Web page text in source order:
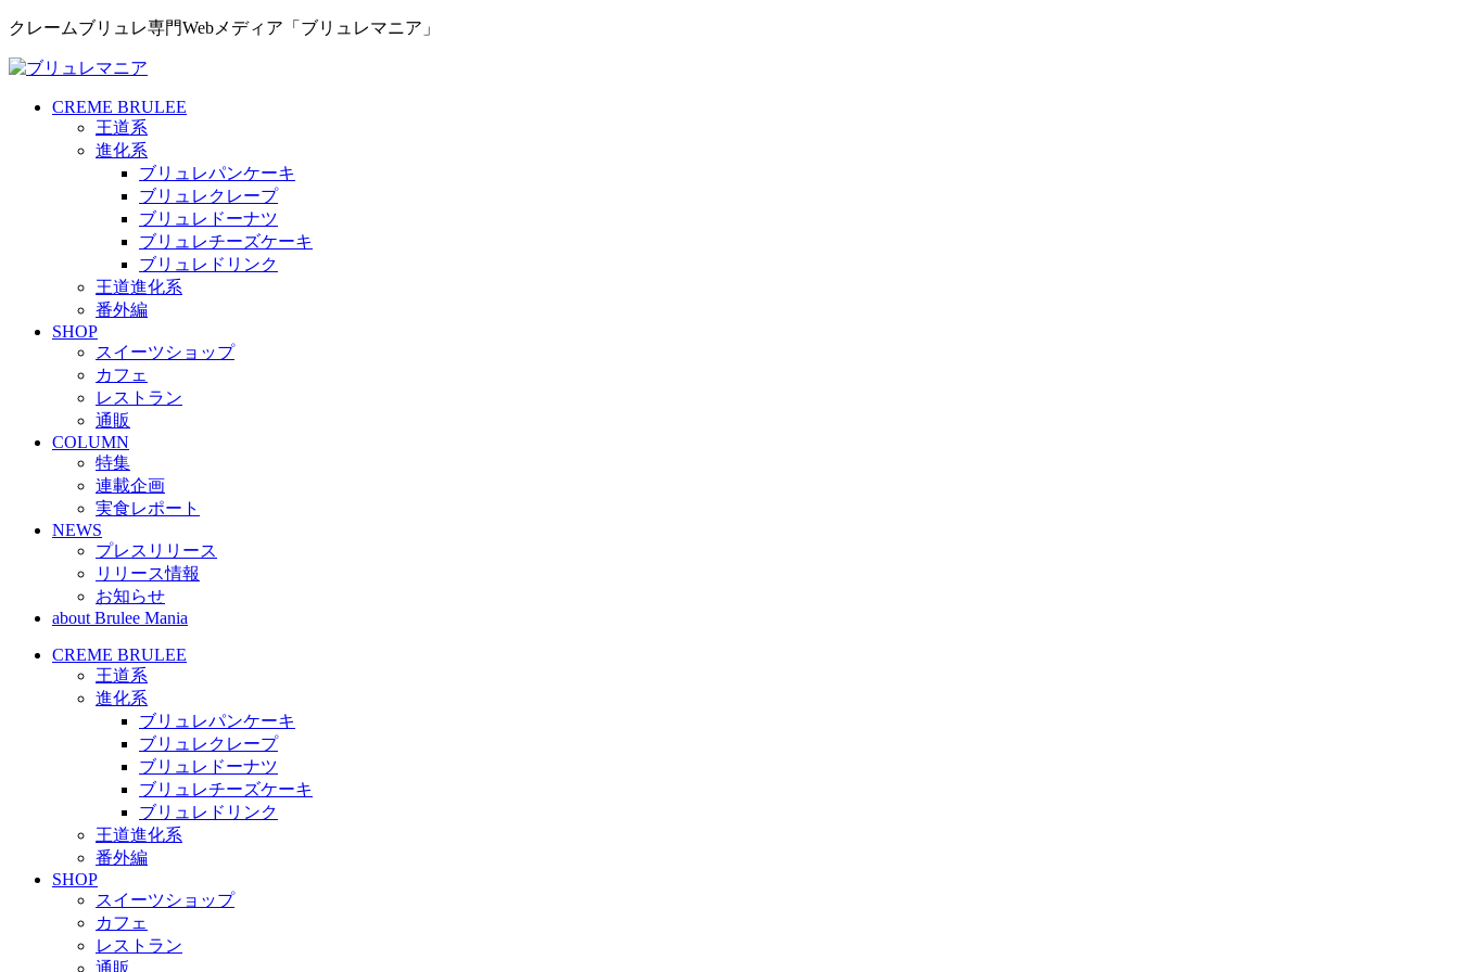
クレームブリュレ専門Webメディア「ブリュレマニア」
CREME BRULEE
王道系
進化系
ブリュレパンケーキ
ブリュレクレープ
ブリュレドーナツ
ブリュレチーズケーキ
ブリュレドリンク
王道進化系
番外編
SHOP
スイーツショップ
カフェ
レストラン
通販
COLUMN
特集
連載企画
実食レポート
NEWS
プレスリリース
リリース情報
お知らせ
about Brulee Mania
CREME BRULEE
王道系
進化系
ブリュレパンケーキ
ブリュレクレープ
ブリュレドーナツ
ブリュレチーズケーキ
ブリュレドリンク
王道進化系
番外編
SHOP
スイーツショップ
カフェ
レストラン
通販